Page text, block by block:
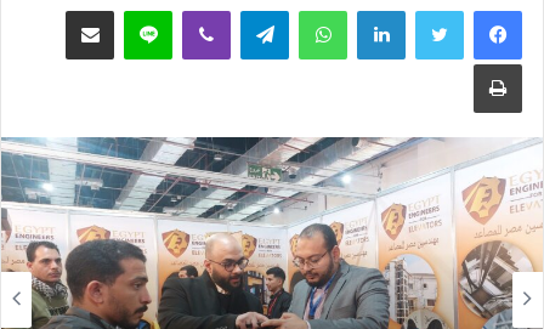
فيسبوك لينكدإن واتساب لاين